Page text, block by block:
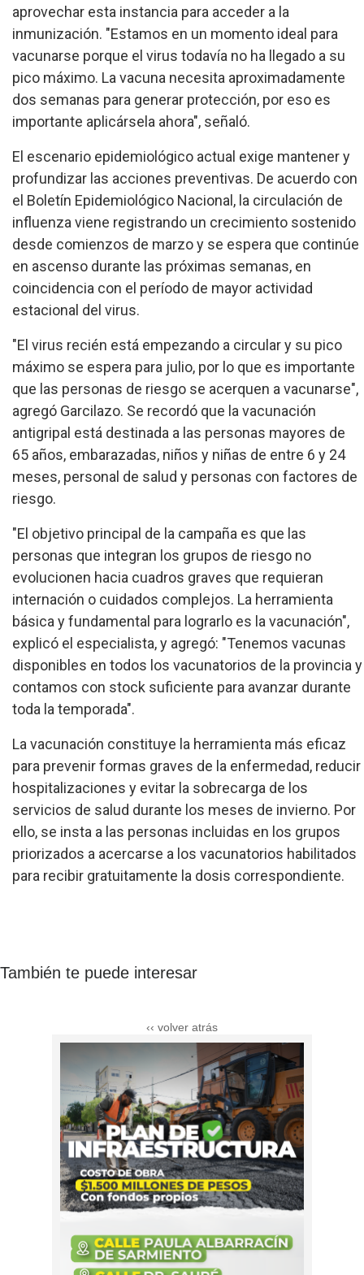
aprovechar esta instancia para acceder a la
inmunización. "Estamos en un momento ideal para
vacunarse porque el virus todavía no ha llegado a su
pico máximo. La vacuna necesita aproximadamente
dos semanas para generar protección, por eso es
importante aplicársela ahora", señaló.
El escenario epidemiológico actual exige mantener y
profundizar las acciones preventivas. De acuerdo con
el Boletín Epidemiológico Nacional, la circulación de
influenza viene registrando un crecimiento sostenido
desde comienzos de marzo y se espera que continúe
en ascenso durante las próximas semanas, en
coincidencia con el período de mayor actividad
estacional del virus.
"El virus recién está empezando a circular y su pico
máximo se espera para julio, por lo que es importante
que las personas de riesgo se acerquen a vacunarse",
agregó Garcilazo. Se recordó que la vacunación
antigripal está destinada a las personas mayores de
65 años, embarazadas, niños y niñas de entre 6 y 24
meses, personal de salud y personas con factores de
riesgo.
"El objetivo principal de la campaña es que las
personas que integran los grupos de riesgo no
evolucionen hacia cuadros graves que requieran
internación o cuidados complejos. La herramienta
básica y fundamental para lograrlo es la vacunación",
explicó el especialista, y agregó: "Tenemos vacunas
disponibles en todos los vacunatorios de la provincia y
contamos con stock suficiente para avanzar durante
toda la temporada".
La vacunación constituye la herramienta más eficaz
para prevenir formas graves de la enfermedad, reducir
hospitalizaciones y evitar la sobrecarga de los
servicios de salud durante los meses de invierno. Por
ello, se insta a las personas incluidas en los grupos
priorizados a acercarse a los vacunatorios habilitados
para recibir gratuitamente la dosis correspondiente.
También te puede interesar
‹‹ volver atrás